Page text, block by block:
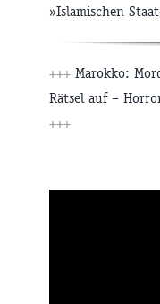
»Islamischen
+++ Marokko:
Rätsel auf –
+++